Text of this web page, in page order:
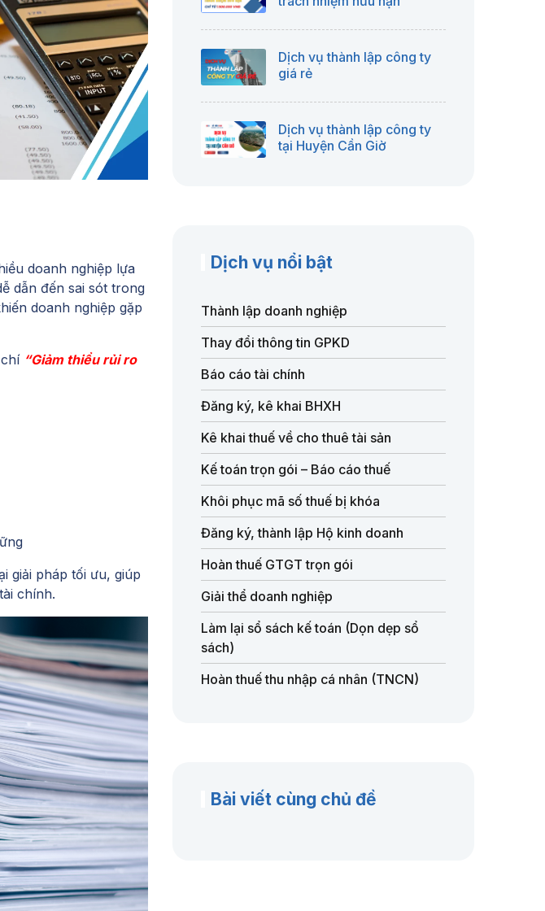
doanh nghiệp lựa
dẫn đến sai sót trong
doanh nghiệp gặp
“Giảm thiểu rủi ro
giải pháp tối ưu, giúp
chính.
Dịch vụ thành lập công ty
giá rẻ
Dịch vụ thành lập công ty
tại Huyện Cần Giờ
Dịch vụ nổi bật
Thành lập doanh nghiệp
Thay đổi thông tin GPKD
Báo cáo tài chính
Đăng ký, kê khai BHXH
Kê khai thuế về cho thuê tài sản
Kế toán trọn gói – Báo cáo thuế
Khôi phục mã số thuế bị khóa
Đăng ký, thành lập Hộ kinh doanh
Hoàn thuế GTGT trọn gói
Giải thể doanh nghiệp
Làm lại sổ sách kế toán (Dọn dẹp sổ
sách)
Hoàn thuế thu nhập cá nhân (TNCN)
Bài viết cùng chủ đề